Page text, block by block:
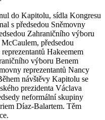
do Kapitolu, sídla Kongresu
s předsedou Sněmovny
Zahraničního výboru
předsedou
Hakeemem
výboru Benem
reprezentantů Nancy
návštěvy Kapitolu se
prezidenta Václava
neformální skupiny
Díaz-Balartem. Těm